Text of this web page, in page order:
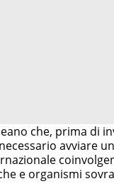
che, prima di
avviare
e organismi